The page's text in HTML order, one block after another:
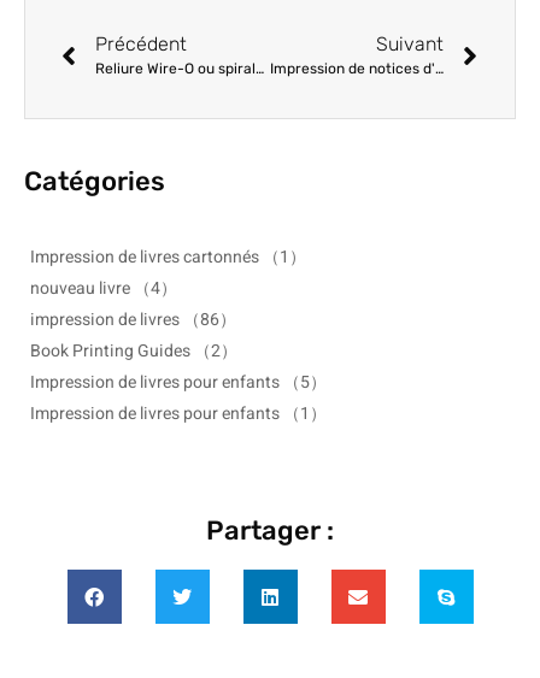
Précédent
Reliure Wire-O ou spirale : Choisir la meilleure option de mise à plat pour les manuels et les livres de cuisine
Suivant
Impression de notices d'emballage et de manuels pour les fabricants : Un guide complet
Catégories
Impression de livres cartonnés （1）
nouveau livre （4）
impression de livres （86）
Book Printing Guides （2）
Impression de livres pour enfants （5）
Impression de livres pour enfants （1）
Partager :